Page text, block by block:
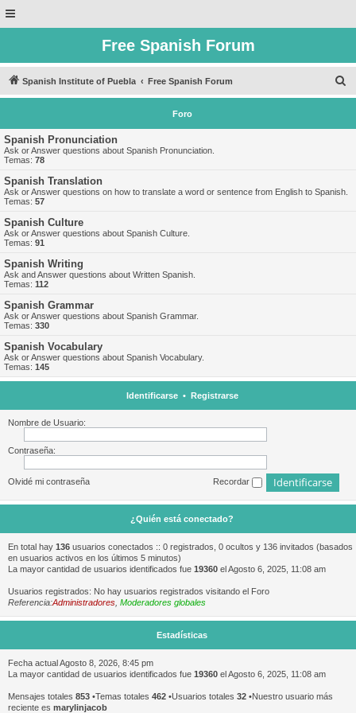
Free Spanish Forum
Spanish Institute of Puebla Free Spanish Forum
u
Foro
Spanish Pronunciation
Ask or Answer questions about Spanish Pronunciation.
Temas: 78
Spanish Translation
Ask or Answer questions on how to translate a word or sentence from English to Spanish.
Temas: 57
Spanish Culture
Ask or Answer questions about Spanish Culture.
Temas: 91
Spanish Writing
Ask and Answer questions about Written Spanish.
Temas: 112
Spanish Grammar
Ask or Answer questions about Spanish Grammar.
Temas: 330
Spanish Vocabulary
Ask or Answer questions about Spanish Vocabulary.
Temas: 145
Identificarse• Registrarse
Nombre de Usuario:
Contraseña:
Olvidé mi contraseña Recordar
¿Quién está conectado?
En total hay 136 usuarios conectados :: 0 registrados, 0 ocultos y 136 invitados (basados
en usuarios activos en los últimos 5 minutos)
La mayor cantidad de usuarios identificados fue 19360 el Agosto 6, 2025, 11:08 am
Usuarios registrados: No hay usuarios registrados visitando el Foro
Referencia:Administradores Moderadores globales
Estadísticas
Fecha actual Agosto 8, 2026, 8:45 pm
La mayor cantidad de usuarios identificados fue 19360 el Agosto 6, 2025, 11:08 am
Mensajes totales 853 •Temas totales 462 •Usuarios totales 32 •Nuestro usuario más
reciente es marylinjacob